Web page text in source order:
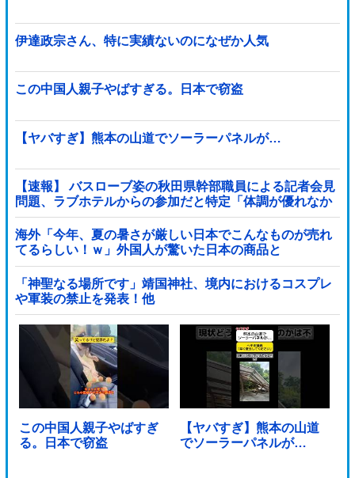
伊達政宗さん、特に実績ないのになぜか人気
この中国人親子やばすぎる。日本で窃盗
【ヤバすぎ】熊本の山道でソーラーパネルが…
【速報】 バスローブ姿の秋田県幹部職員による記者会見
問題、ラブホテルからの参加だと特定「体調が優れなか
ったため...」とは何だったのか
海外「今年、夏の暑さが厳しい日本でこんなものが売れ
てるらしい！ｗ」外国人が驚いた日本の商品と
は・・・？【海外の反応】
「神聖なる場所です」靖国神社、境内におけるコスプレ
や軍装の禁止を発表！他
この中国人親子やばすぎ
る。日本で窃盗
【ヤバすぎ】熊本の山道
でソーラーパネルが…